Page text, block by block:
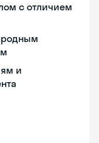
с отличием
и